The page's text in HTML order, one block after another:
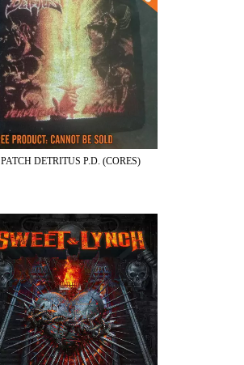
PATCH DETRITUS P.D. (CORES)